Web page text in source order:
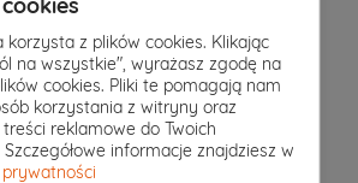
2 | Garaż 0
2 5 149 zł
korzysta z plików cookies. Klikając
na wszystkie", wyrażasz zgodę na
cookies. Pliki te pomagają nam
korzystania z witryny oraz
reklamowe do Twoich
informacje znajdziesz w